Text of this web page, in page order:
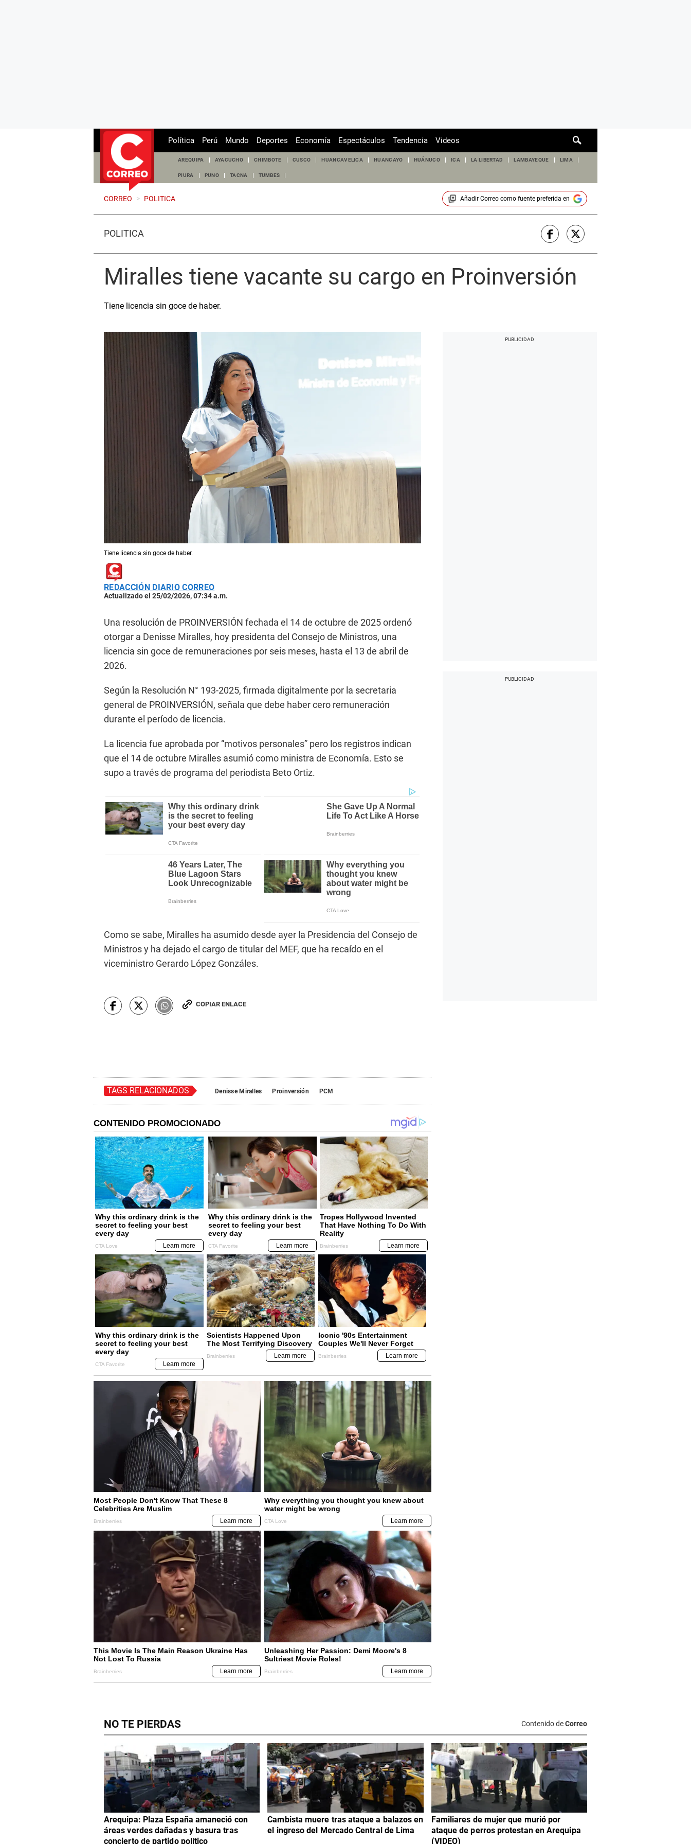
de
Política Perú Mundo Deportes Economía Espectáculos Tendencia Videos
AREQUIPA AYACUCHO CHIMBOTE CUSCO HUANCAVELICA HUANCAYO HUÁNUCO ICA LA LIBERTAD LAMBAYEQUE LIMA
PIURA PUNO TACNA TUMBES
CORREO > POLITICA Añadir Correocomo fuente preferida en
POLÍTICA
Miralles tiene vacante su cargo en Proinversión
Tiene licencia sin goce de haber.
Tiene licencia sin goce de haber.
REDACCIÓN DIARIO CORREO
Actualizado el 25/02/2026, 07:34 a.m.
Una resolución de PROINVERSIÓN fechada el 14 de octubre de 2025 ordenó
otorgar a Denisse Miralles, hoy presidenta del Consejo de Ministros, una
licencia sin goce de remuneraciones por seis meses, hasta el 13 de abril de
2026.
Según la Resolución N° 193-2025, firmada digitalmente por la secretaria
general de PROINVERSIÓN, señala que debe haber cero remuneración
durante el período de licencia.
La licencia fue aprobada por “motivos personales” pero los registros indican
que el 14 de octubre Miralles asumió como ministra de Economía. Esto se
supo a través de programa del periodista Beto Ortiz.
Como se sabe, Miralles ha asumido desde ayer la Presidencia del Consejo de
Ministros y ha dejado el cargo de titular del MEF, que ha recaído en el
viceministro Gerardo López Gonzáles.
COPIAR ENLACE
TAGS RELACIONADOS Denisse Miralles Proinversión PCM
NO TE PIERDAS Contenido deCorreo
Arequipa: Plaza España amaneció con
áreas verdes dañadas y basura tras
concierto de partido político
Cambista muere tras ataque a balazos en
el ingreso del Mercado Central de Lima
Familiares de mujer que murió por
ataque de perros protestan en Arequipa
(VIDEO)